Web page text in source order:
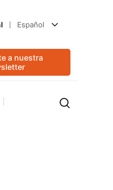
Español
a nuestra